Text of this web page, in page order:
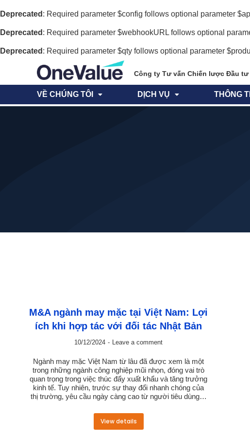
Deprecated : Required parameter $config follows optional parameter
Deprecated : Required parameter $webhookURL follows optional
Deprecated : Required parameter $qty follows optional parameter
Công ty Tư vấn Chiến lược Đầu tư
VỀ CHÚNG TÔI DỊCH VỤ THÔNG
M&A ngành may mặc tại Việt Nam: Lợi
ích khi hợp tác với đối tác Nhật Bản
10/12/2024 Leave a comment
Ngành may mặc Việt Nam từ lâu đã được xem là một
trong những ngành công nghiệp mũi nhọn, đóng vai trò
quan trọng trong việc thúc đẩy xuất khẩu và tăng trưởng
kinh tế. Tuy nhiên, trước sự thay đổi nhanh chóng của
thị trường, yêu cầu ngày càng cao từ người tiêu dùng…
View details